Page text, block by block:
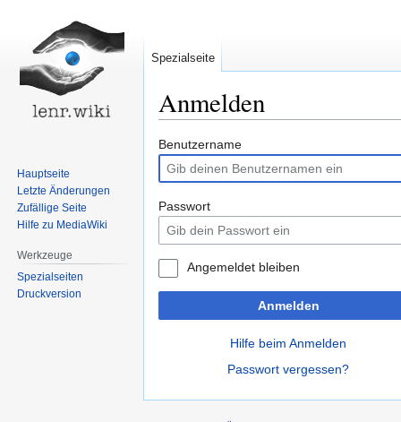
Anmelden
Zur
Navigation
springen
Zur
Suche
springen
Benutzername
Passwort
Angemeldet bleiben
Anmelden
Hilfe beim Anmelden
Passwort vergessen?
Spezialseite
Hauptseite
Letzte Änderungen
Zufällige Seite
Hilfe zu MediaWiki
Werkzeuge
Spezialseiten
Druckversion